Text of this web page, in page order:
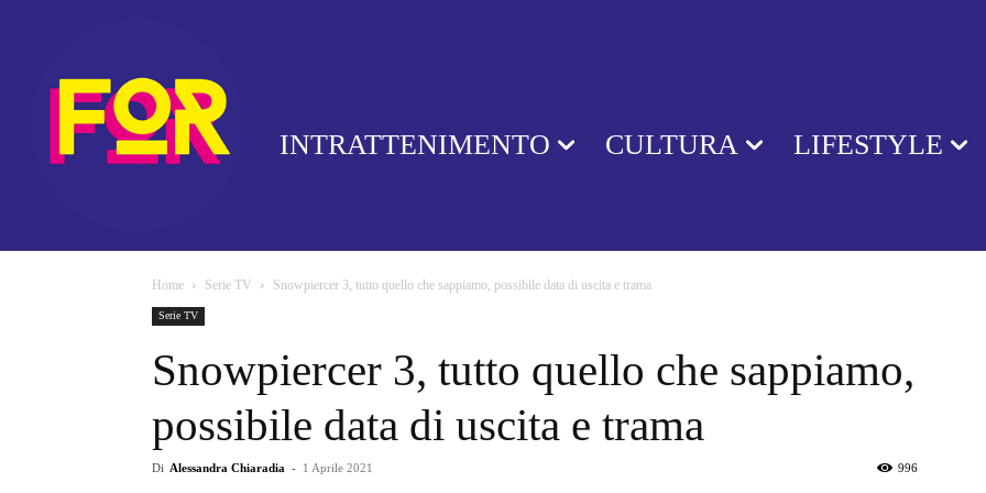
INTRATTENIMENTO CULTURA LIFESTYLE
Home Serie TV Snowpiercer 3, tutto quello che sappiamo, possibile data di uscita e trama
Serie TV
Snowpiercer 3, tutto quello che sappiamo,
possibile data di uscita e trama
Di Alessandra Chiaradia - 1 Aprile 2021 996